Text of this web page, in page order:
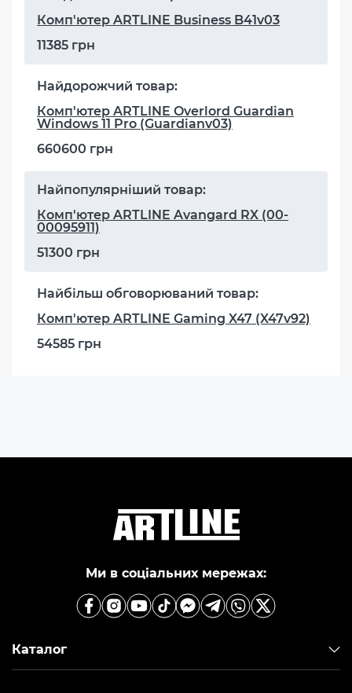
Комп'ютер ARTLINE Business B41v03
11385 грн
Найдорожчий товар:
Комп'ютер ARTLINE Overlord Guardian
Windows 11 Pro (Guardianv03)
660600 грн
Найпопулярніший товар:
Комп'ютер ARTLINE Avangard RX (00-
00095911)
51300 грн
Найбільш обговорюваний товар:
Комп'ютер ARTLINE Gaming X47 (X47v92)
54585 грн
Ми в соціальних мережах:
Каталог